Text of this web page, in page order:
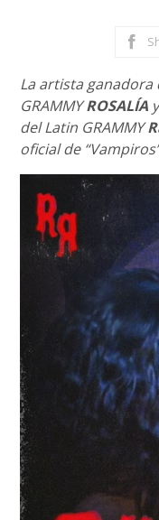
La artista ganadora
GRAMMYROSALÍA
del Latin GRAMMY
oficial de